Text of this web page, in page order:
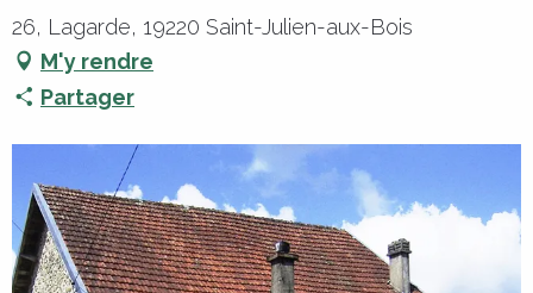
26, Lagarde, 19220 Saint-Julien-aux-Bois
M'y rendre
Partager